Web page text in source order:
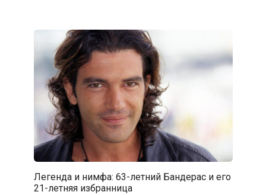
Легенда и нимфа: 63-летний Бандерас и его
21-летняя избранница